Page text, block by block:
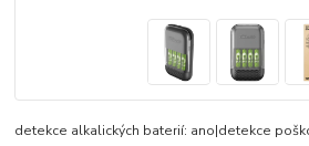
detekce alkalických baterií: ano|detekce